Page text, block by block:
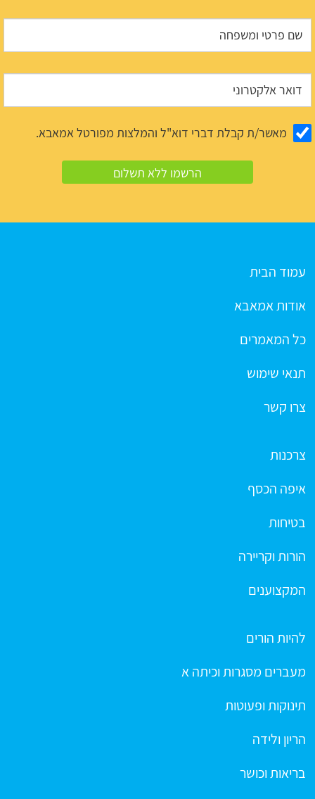
מאשר/ת קבלת דברי דוא"ל והמלצות מפורטל אמאבא.
עמוד הבית
אודות אמאבא
כל המאמרים
תנאי שימוש
צרו קשר
צרכנות
איפה הכסף
בטיחות
הורות וקריירה
המקצוענים
להיות הורים
מעברים מסגרות וכיתה א
תינוקות ופעוטות
הריון ולידה
בריאות וכושר